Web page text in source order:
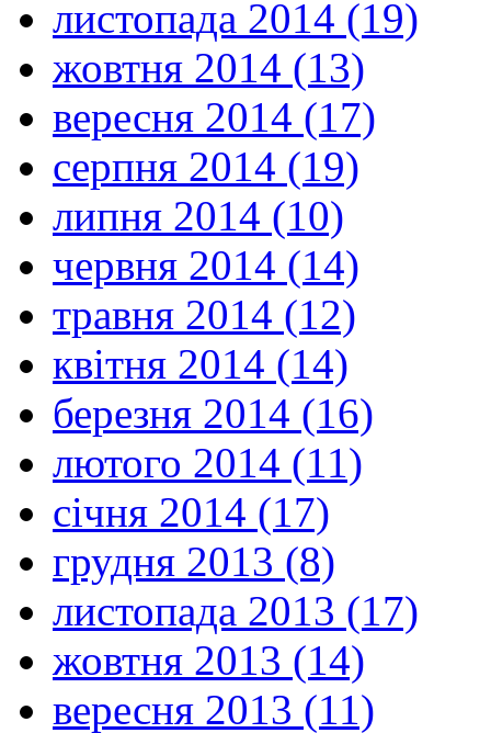
листопада 2014 (19)
жовтня 2014 (13)
вересня 2014 (17)
серпня 2014 (19)
липня 2014 (10)
червня 2014 (14)
травня 2014 (12)
квітня 2014 (14)
березня 2014 (16)
лютого 2014 (11)
січня 2014 (17)
грудня 2013 (8)
листопада 2013 (17)
жовтня 2013 (14)
вересня 2013 (11)